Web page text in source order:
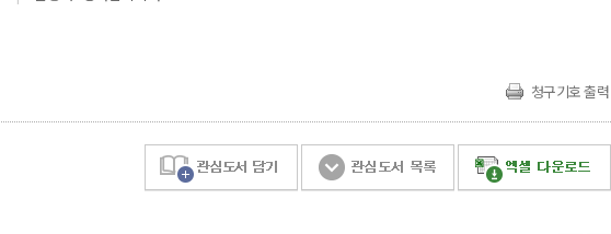
청구기호 출력